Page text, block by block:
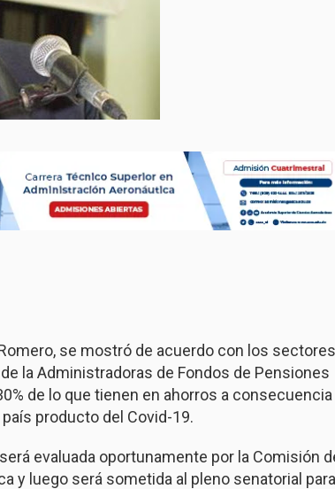
se mostró de acuerdo con los sectores
la Administradoras de Fondos de Pensiones
de lo que tienen en ahorros a consecuencia
producto del Covid-19.
evaluada oportunamente por la Comisión
y luego será sometida al pleno senatorial para